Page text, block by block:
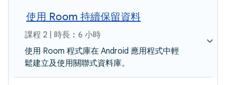
使用 Room 持續保留資料
課程 2 | 時長︰6 小時
使用 Room 程式庫在 Android 應用程式中輕
鬆建立及使用關聯式資料庫。